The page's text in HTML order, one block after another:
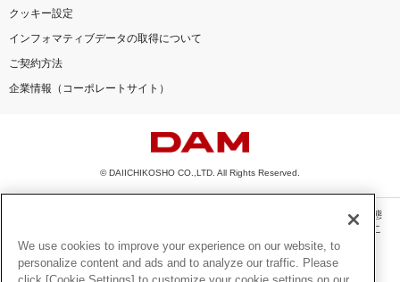
クッキー設定
インフォマティブデータの取得について
ご契約方法
企業情報（コーポレートサイト）
© DAIICHIKOSHO CO.,LTD. All Rights Reserved.
このサイトに掲載されている一切の文章・画像・写真・動画・音声等を、手段や形態
を問わず、著作権法の定める範囲を超えて無断で複製、転載、ファイル化などするこ
とを禁じます。
楽曲及びコンテンツは、機種によりご利用いただけない場合があります。
We use cookies to improve your experience on our website, to
personalize content and ads and to analyze our traffic. Please